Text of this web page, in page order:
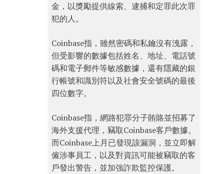
金，以獎勵提供線索、逮捕和定罪此次罪
犯的人。
Coinbase指，雖然密碼和私鑰沒有洩露，
但受影響的數據包括姓名、地址、電話號
碼和電子郵件等敏感數據，還有隱藏的銀
行帳號和識別符以及社會安全號碼的最後
四位數字。
Coinbase指，網路犯罪分子賄賂並招募了
海外支援代理，竊取Coinbase客戶數據。
而Coinbase上月已發現該漏洞，並立即解
僱涉事員工，以及對資訊可能被竊取的客
戶發出警告，並加強詐欺監控保護。